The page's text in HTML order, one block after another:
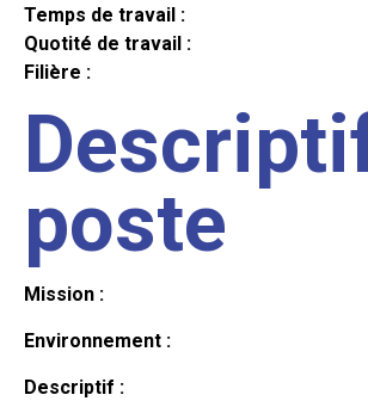
Temps de travail :
Quotité de travail :
Filière :
poste
Mission :
Environnement :
Descriptif :